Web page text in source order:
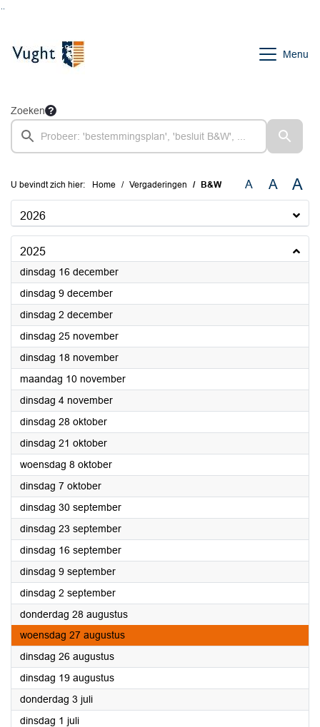
Menu
Zoeken
U bevindt zich hier: Home Vergaderingen B&W A A A
2026
2025
dinsdag 16 december2025
dinsdag 9 december2025
dinsdag 2 december2025
dinsdag 25 november2025
dinsdag 18 november2025
maandag 10 november2025
dinsdag 4 november2025
dinsdag 28 oktober2025
dinsdag 21 oktober2025
woensdag 8 oktober2025
dinsdag 7 oktober2025
dinsdag 30 september2025
dinsdag 23 september2025
dinsdag 16 september2025
dinsdag 9 september2025
dinsdag 2 september2025
donderdag 28 augustus2025
woensdag 27 augustus2025
dinsdag 26 augustus2025
dinsdag 19 augustus2025
donderdag 3 juli2025
dinsdag 1 juli2025